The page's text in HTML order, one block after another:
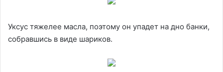
Уксус тяжелее масла, поэтому он упадет на дно банки,
собравшись в виде шариков.